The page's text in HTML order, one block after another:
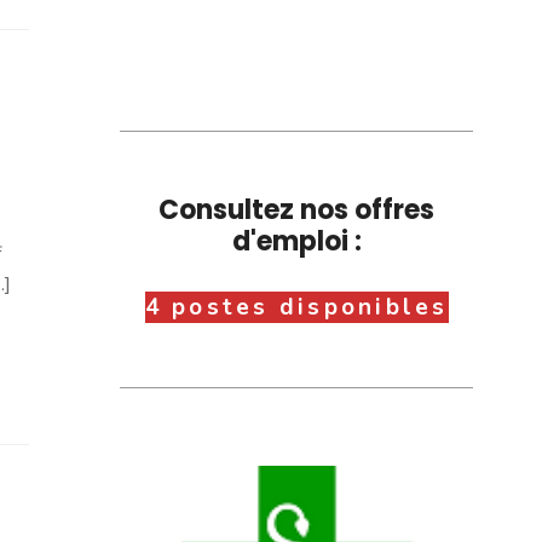
Consultez nos offres
d'emploi :
4 postes disponibles